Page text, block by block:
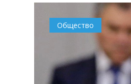
Общество